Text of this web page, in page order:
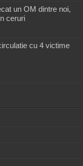
un OM dintre noi,
ceruri
cu 4 victime